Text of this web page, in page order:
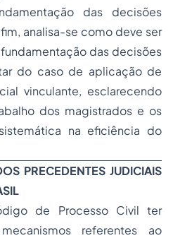
das decisões
analisa-se como deve ser
das decisões
do caso de aplicação de
vinculante, esclarecendo
dos magistrados e os
na eficiência do
PRECEDENTES JUDICIAIS
de Processo Civil ter
referentes ao